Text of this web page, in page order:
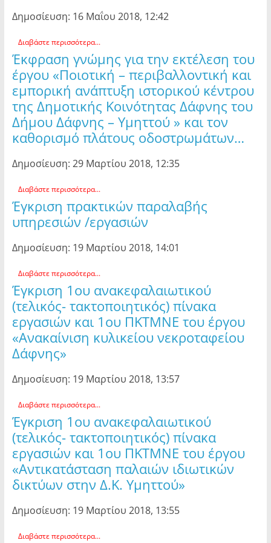
Δημοσίευση: 16 Μαΐου 2018, 12:42
Διαβάστε περισσότερα...
Έκφραση γνώμης για την εκτέλεση του
έργου «Ποιοτική – περιβαλλοντική και
εμπορική ανάπτυξη ιστορικού κέντρου
της Δημοτικής Κοινότητας Δάφνης του
Δήμου Δάφνης – Υμηττού » και τον
καθορισμό πλάτους οδοστρωμάτων…
Δημοσίευση: 29 Μαρτίου 2018, 12:35
Διαβάστε περισσότερα...
Έγκριση πρακτικών παραλαβής
υπηρεσιών /εργασιών
Δημοσίευση: 19 Μαρτίου 2018, 14:01
Διαβάστε περισσότερα...
Έγκριση 1ου ανακεφαλαιωτικού
(τελικός- τακτοποιητικός) πίνακα
εργασιών και 1ου ΠΚΤΜΝΕ του έργου
«Ανακαίνιση κυλικείου νεκροταφείου
Δάφνης»
Δημοσίευση: 19 Μαρτίου 2018, 13:57
Διαβάστε περισσότερα...
Έγκριση 1ου ανακεφαλαιωτικού
(τελικός- τακτοποιητικός) πίνακα
εργασιών και 1ου ΠΚΤΜΝΕ του έργου
«Αντικατάσταση παλαιών ιδιωτικών
δικτύων στην Δ.Κ. Υμηττού»
Δημοσίευση: 19 Μαρτίου 2018, 13:55
Διαβάστε περισσότερα...